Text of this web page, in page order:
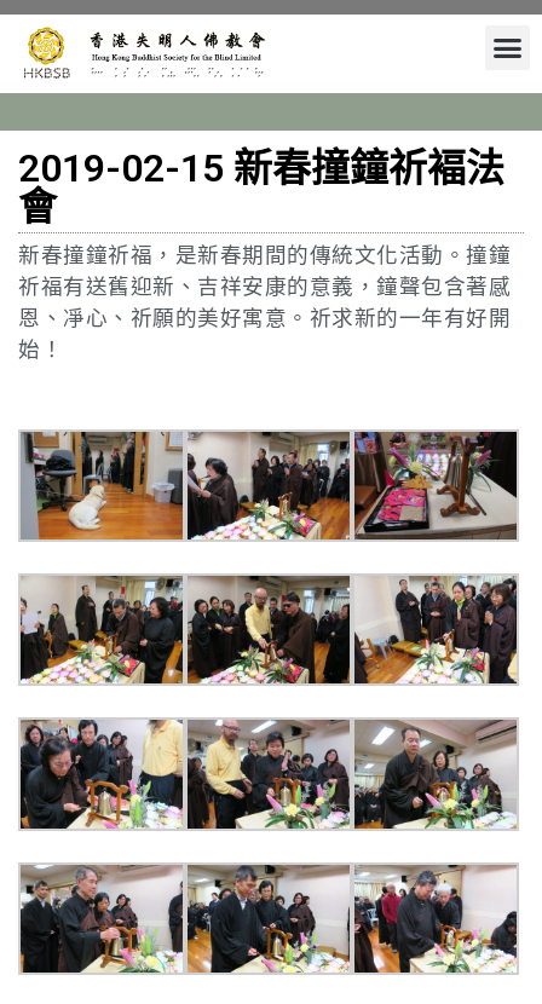
2019-02-15 新春撞鐘祈褔法
會
新春撞鐘祈福，是新春期間的傳統文化活動。撞鐘
祈福有送舊迎新、吉祥安康的意義，鐘聲包含著感
恩、凈心、祈願的美好寓意。祈求新的一年有好開
始！